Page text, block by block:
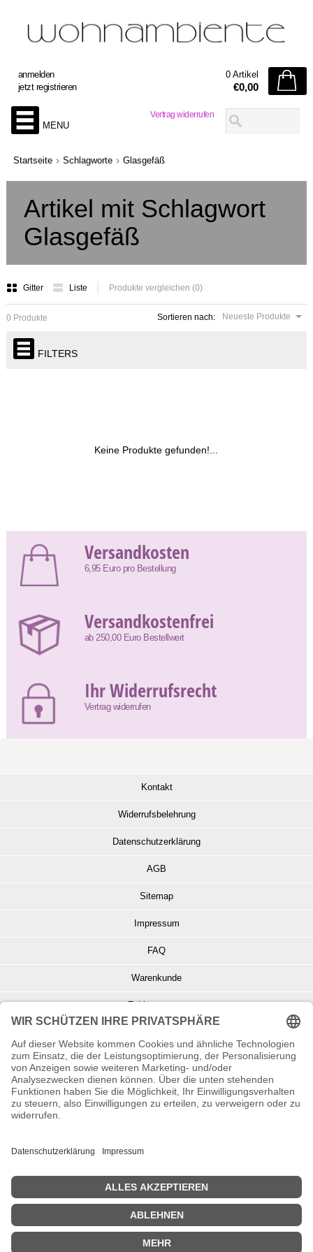
Vertrag widerrufen
anmelden
jetzt registrieren
0 Artikel
€0,00
MENU
Startseite Schlagworte Glasgefäß
Artikel mit Schlagwort
Glasgefäß
Gitter Liste Produkte vergleichen (0)
Sortieren nach: Neueste Produkte
0 Produkte
FILTERS
Keine Produkte gefunden!...
Versandkosten
6,95 Euro pro Bestellung
Versandkostenfrei
ab 250,00 Euro Bestellwert
Ihr Widerrufsrecht
Vertrag widerrufen
Kontakt
Widerrufsbelehrung
Datenschutzerklärung
AGB
Sitemap
Impressum
FAQ
Warenkunde
Zahlungsarten
Info zu Elektro- u. Elektronikgeräten
Batterieentsorgung
Informationen zur Echtheit von Kundenbewertungen
© Copyright 2026 Wohnambiente-Shop